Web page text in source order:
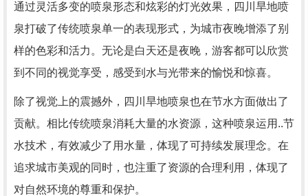
通过灵活多变的喷泉形态和炫彩的灯光效果，四川旱地喷
泉打破了传统喷泉单一的表现形式，为城市夜晚增添了别
样的色彩和活力。无论是白天还是夜晚，游客都可以欣赏
到不同的视觉享受，感受到水与光带来的愉悦和惊喜。
除了视觉上的震撼外，四川旱地喷泉也在节水方面做出了
贡献。相比传统喷泉消耗大量的水资源，这种喷泉运用..节
水技术，有效减少了用水量，体现了可持续发展理念。在
追求城市美观的同时，也注重了资源的合理利用，体现了
对自然环境的尊重和保护。